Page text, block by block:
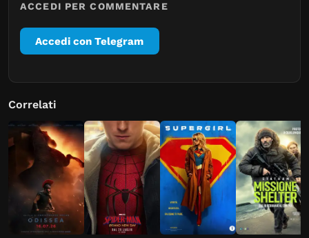
ACCEDI PER COMMENTARE
Accedi con Telegram
Correlati